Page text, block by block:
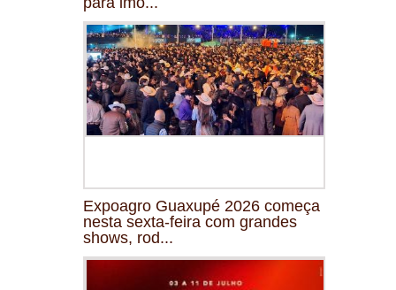
Expoagro Guaxupé 2026 começa
nesta sexta-feira com grandes
shows, rod...